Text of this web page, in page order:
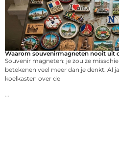
Waarom souvenirmagneten nooit uit
Souvenir magneten: je zou ze
betekenen veel meer dan je denkt. Al
koelkasten over de
...